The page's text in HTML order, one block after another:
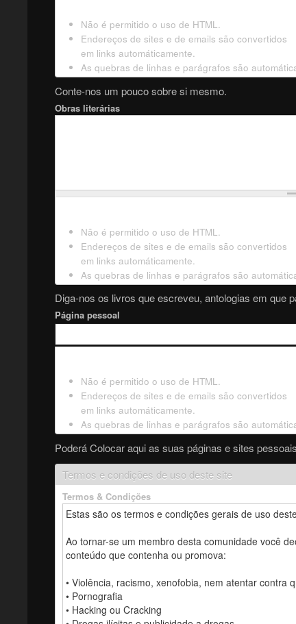
Não é permitido o uso de HTML.
Endereços de sites e de emails são convertidos
em links automáticamente.
As quebras de linhas e parágrafos são
Conte-nos um pouco sobre si mesmo.
Obras literárias
Não é permitido o uso de HTML.
Endereços de sites e de emails são convertidos
em links automáticamente.
As quebras de linhas e parágrafos são
Diga-nos os livros que escreveu, antologias em que
Página pessoal
Não é permitido o uso de HTML.
Endereços de sites e de emails são convertidos
em links automáticamente.
As quebras de linhas e parágrafos são
Poderá Colocar aqui as suas páginas e sites
Termos e condições de uso deste site
Termos & Condições